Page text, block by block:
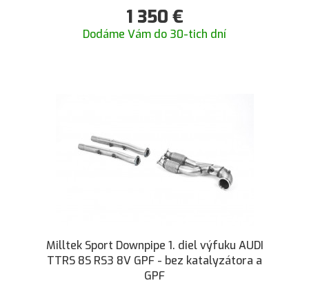
1 350 €
Dodáme Vám do 30-tich dní
Milltek Sport Downpipe 1. diel výfuku AUDI
TTRS 8S RS3 8V GPF - bez katalyzátora a
GPF